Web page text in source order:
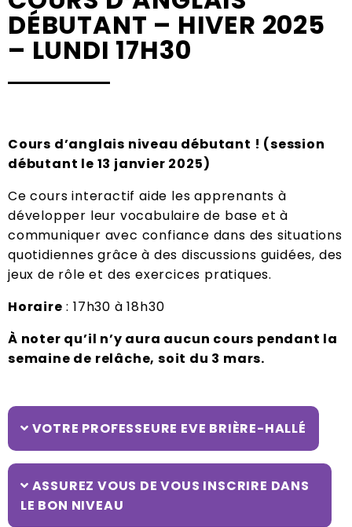
DÉBUTANT – HIVER 2025
– LUNDI 17H30
Cours d’anglais niveau débutant ! (session
débutant le 13 janvier 2025)
Ce cours interactif aide les apprenants à
développer leur vocabulaire de base et à
communiquer avec confiance dans des situations
quotidiennes grâce à des discussions guidées, des
jeux de rôle et des exercices pratiques.
Horaire : 17h30 à 18h30
À noter qu’il n’y aura aucun cours pendant la
semaine de relâche, soit du 3 mars.
VOTRE PROFESSEURE EVE BRIÈRE-HALLÉ
ASSUREZ VOUS DE VOUS INSCRIRE DANS
LE BON NIVEAU